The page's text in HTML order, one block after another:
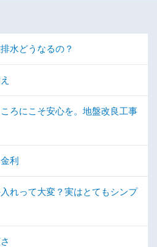
水どうなるの？
ろにこそ安心を。地盤改良工事
利
れって大変？実はとてもシンプ